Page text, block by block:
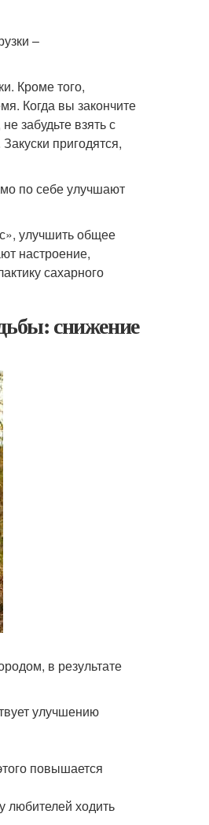
–
Кроме того,
Когда вы закончите
забудьте взять с
пригодятся,
по себе улучшают
улучшить общее
настроение,
сахарного
снижение
в результате
улучшению
повышается
любителей ходить